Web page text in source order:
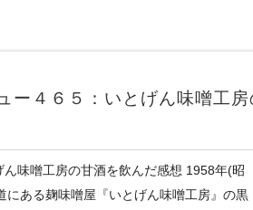
ー４６５：いとげん味噌工
味噌工房の甘酒を飲んだ感想 1958年(昭
にある麹味噌屋『いとげん味噌工房』の黒